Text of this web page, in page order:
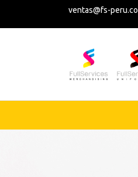
ventas@fs-